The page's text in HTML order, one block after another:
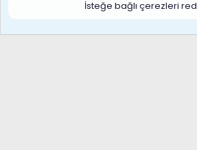
İsteğe bağlı çerezleri